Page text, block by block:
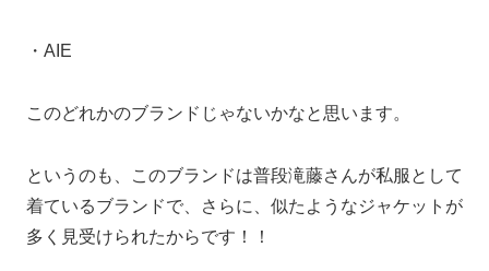
・AIE
このどれかのブランドじゃないかなと思います。
というのも、このブランドは普段滝藤さんが私服として
着ているブランドで、さらに、似たようなジャケットが
多く見受けられたからです！！